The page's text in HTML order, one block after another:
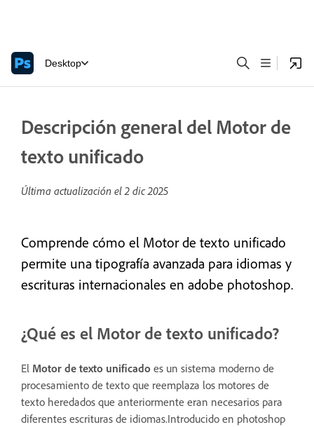
Desktop
Descripción general del Motor de
texto unificado
Última actualización el2 dic 2025
Comprende cómo el Motor de texto unificado
permite una tipografía avanzada para idiomas y
escrituras internacionales en adobe photoshop.
¿Qué es el Motor de texto unificado?
El Motor de texto unificado es un sistema moderno de
procesamiento de texto que reemplaza los motores de
texto heredados que anteriormente eran necesarios para
diferentes escrituras de idiomas.Introducido en photoshop